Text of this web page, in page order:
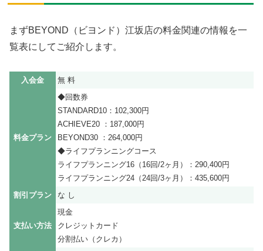
まずBEYOND（ビヨンド）江坂店の料金関連の情報を一
覧表にしてご紹介します。
入会金 無 料
料金プラン
◆回数券
STANDARD10：102,300円
ACHIEVE20 ：187,000円
BEYOND30 ：264,000円
◆ライフプランニングコース
ライフプランニング16（16回/2ヶ月）：290,400円
ライフプランニング24（24回/3ヶ月）：435,600円
割引プラン
な し
支払い方法
現金
クレジットカード
分割払い（クレカ）